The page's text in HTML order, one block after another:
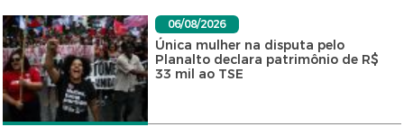
06/08/2026
Única mulher na disputa pelo
Planalto declara patrimônio de R$
33 mil ao TSE